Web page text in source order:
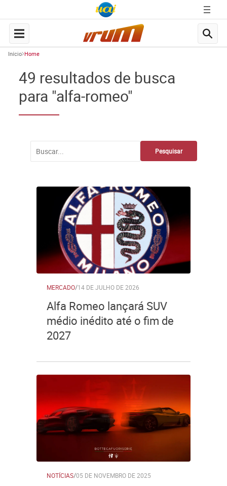
Início Home
49 resultados de busca
para "alfa-romeo"
MERCADO/14 DE JULHO DE 2026
Alfa Romeo lançará SUV
médio inédito até o fim de
2027
NOTÍCIAS/05 DE NOVEMBRO DE 2025